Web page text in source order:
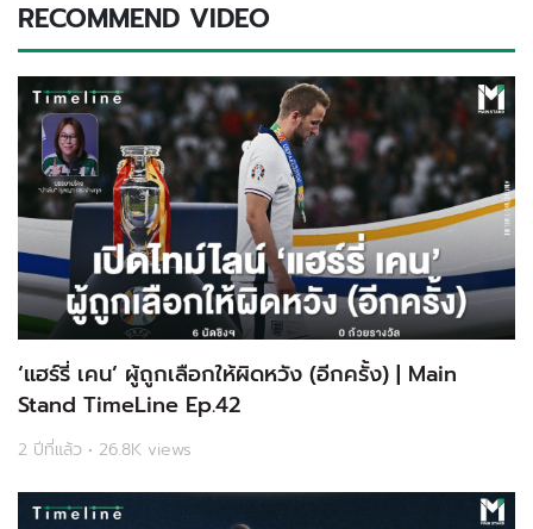
RECOMMEND VIDEO
‘แฮร์รี่ เคน’ ผู้ถูกเลือกให้ผิดหวัง (อีกครั้ง) | Main
Stand TimeLine Ep.42
2 ปีที่แล้ว • 26.8K views